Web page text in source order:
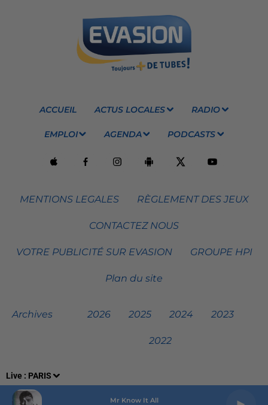
Live : PARIS
Mr Know It All
ACCUEIL ACTUS LOCALES RADIO
EMPLOI AGENDA PODCASTS
MENTIONS LEGALES RÈGLEMENT DES JEUX
CONTACTEZ NOUS
VOTRE PUBLICITÉ SUR EVASION GROUPE HPI
Plan du site
Archives 2026 2025 2024 2023
2022